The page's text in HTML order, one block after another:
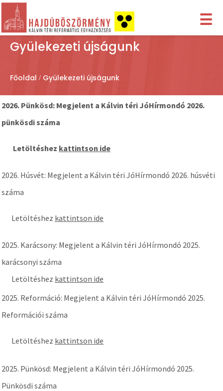
☰
Gyülekezeti újságunk
Főoldal Gyülekezeti újságunk
2026. Pünkösd: Megjelent a Kálvin téri JóHírmondó 2026.
pünkösdi száma
Letöltéshez kattintson ide
2026. Húsvét: Megjelent a Kálvin téri JóHírmondó 2026. húsvéti
száma
Letöltéshez kattintson ide
2025. Karácsony: Megjelent a Kálvin téri JóHírmondó 2025.
karácsonyi száma
Letöltéshez kattintson ide
2025. Reformáció: Megjelent a Kálvin téri JóHírmondó 2025.
Reformációi száma
Letöltéshez kattintson ide
2025. Pünkösd: Megjelent a Kálvin téri JóHírmondó 2025.
Pünkösdi száma